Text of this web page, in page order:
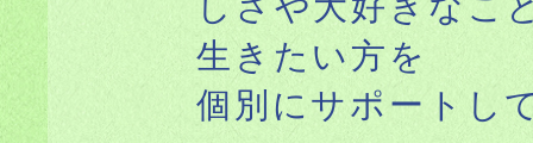
生きたい方を
個別にサポートし